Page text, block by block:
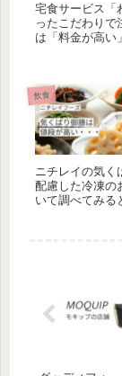
宅食サービス「
ったこだわりで
は「料金が高い
飲食
ニチレイの気く
配慮した冷凍の
いて調べてみる